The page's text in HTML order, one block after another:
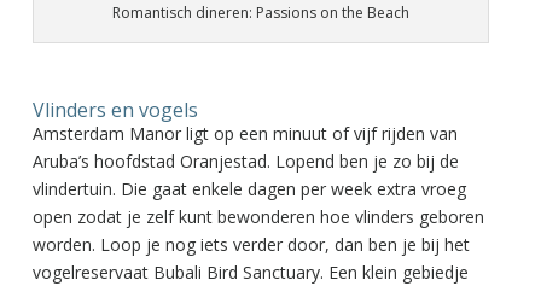
Romantisch dineren: Passions on the Beach
Vlinders en vogels
Amsterdam Manor ligt op een minuut of vijf rijden van
Aruba’s hoofdstad Oranjestad. Lopend ben je zo bij de
vlindertuin. Die gaat enkele dagen per week extra vroeg
open zodat je zelf kunt bewonderen hoe vlinders geboren
worden. Loop je nog iets verder door, dan ben je bij het
vogelreservaat Bubali Bird Sanctuary. Een klein gebiedje